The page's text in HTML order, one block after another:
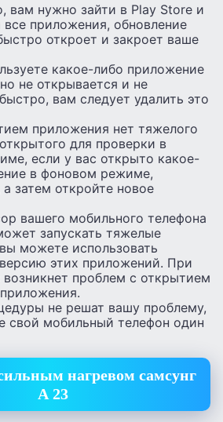
вам нужно зайти в Play Store и
приложения, обновление
откроет и закроет ваше
какое-либо приложение
не открывается и не
вам следует удалить это
приложения нет тяжелого
для проверки в
если у вас открыто какое-
в фоновом режиме,
а затем откройте новое
вашего мобильного телефона
запускать тяжелые
можете использовать
этих приложений. При
возникнет проблем с открытием
не решат вашу проблему,
свой мобильный телефон один
нагревом самсунг
А 23